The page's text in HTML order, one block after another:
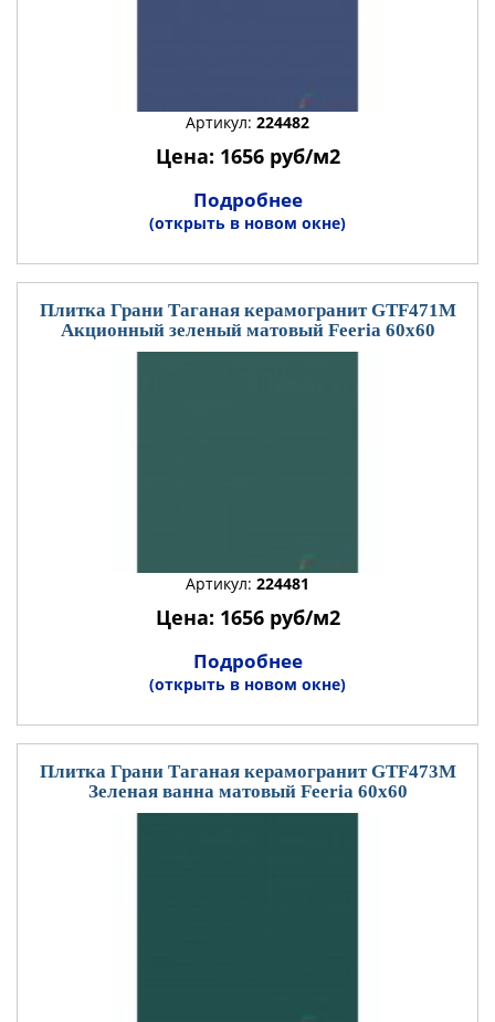
Артикул: 224482
Цена: 1656 руб/м2
Подробнее
(открыть в новом окне)
Плитка Грани Таганая керамогранит GTF471М
Акционный зеленый матовый Feeria 60x60
Артикул: 224481
Цена: 1656 руб/м2
Подробнее
(открыть в новом окне)
Плитка Грани Таганая керамогранит GTF473М
Зеленая ванна матовый Feeria 60x60